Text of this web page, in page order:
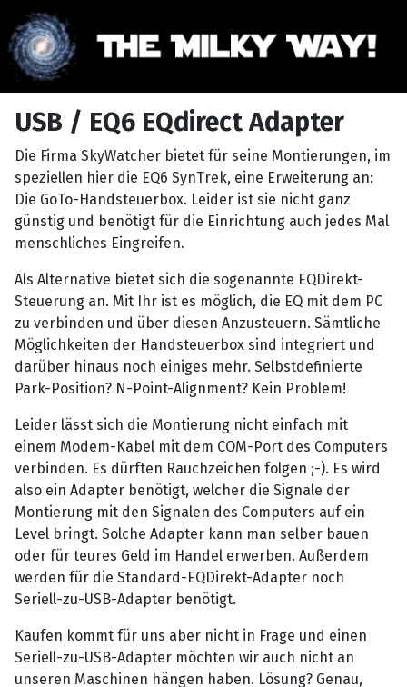
USB / EQ6 EQdirect Adapter
Die Firma SkyWatcher bietet für seine Montierungen, im
speziellen hier die EQ6 SynTrek, eine Erweiterung an:
Die GoTo-Handsteuerbox. Leider ist sie nicht ganz
günstig und benötigt für die Einrichtung auch jedes Mal
menschliches Eingreifen.
Als Alternative bietet sich die sogenannte EQDirekt-
Steuerung an. Mit Ihr ist es möglich, die EQ mit dem PC
zu verbinden und über diesen Anzusteuern. Sämtliche
Möglichkeiten der Handsteuerbox sind integriert und
darüber hinaus noch einiges mehr. Selbstdefinierte
Park-Position? N-Point-Alignment? Kein Problem!
Leider lässt sich die Montierung nicht einfach mit
einem Modem-Kabel mit dem COM-Port des Computers
verbinden. Es dürften Rauchzeichen folgen ;-). Es wird
also ein Adapter benötigt, welcher die Signale der
Montierung mit den Signalen des Computers auf ein
Level bringt. Solche Adapter kann man selber bauen
oder für teures Geld im Handel erwerben. Außerdem
werden für die Standard-EQDirekt-Adapter noch
Seriell-zu-USB-Adapter benötigt.
Kaufen kommt für uns aber nicht in Frage und einen
Seriell-zu-USB-Adapter möchten wir auch nicht an
unseren Maschinen hängen haben. Lösung? Genau,